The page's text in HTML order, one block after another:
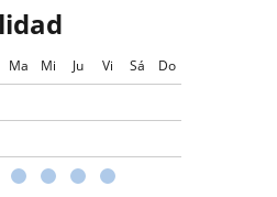
Ma Mi Ju Vi Sá
Do